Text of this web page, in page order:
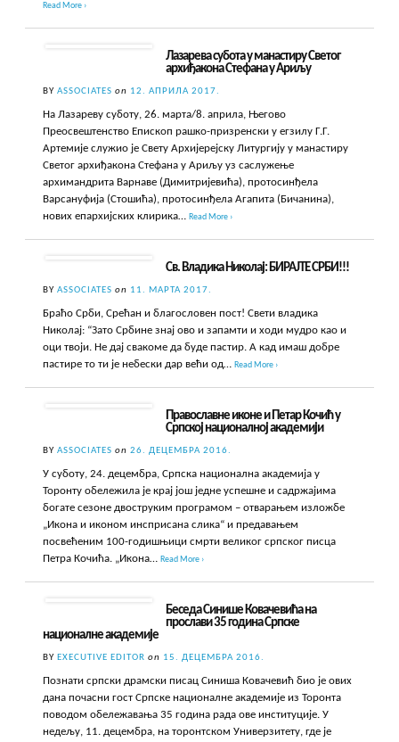
Read More ›
Лазарева субота у манастиру Светог
архиђакона Стефана у Ариљу
BYASSOCIATES on 12. АПРИЛА 2017.
На Лазареву суботу, 26. марта/8. априла, Његово
Преосвештенство Епископ рашко-призренски у егзилу Г.Г.
Артемије служио је Свету Архијерејску Литургију у манастиру
Светог архиђакона Стефана у Ариљу уз саслужење
архимандрита Варнаве (Димитријевића), протосинђела
Варсануфија (Стошића), протосинђела Агапита (Бичанина),
нових епархијских клирика…Read More ›
Св. Владика Николај: БИРАЈТЕ СРБИ!!!
BYASSOCIATES on 11. МАРТА 2017.
Браћо Срби, Срећан и благословен пост! Свети владика
Николај: “Зато Србине знај ово и запамти и ходи мудро као и
оци твоји. Не дај свакоме да буде пастир. А кад имаш добре
пастире то ти је небески дар већи од…Read More ›
Православне иконе и Петар Кочић у
Српској националној академији
BYASSOCIATES on 26. ДЕЦЕМБРА 2016.
У суботу, 24. децембра, Српска национална академија у
Торонту обележила је крај још једне успешне и садржајима
богате сезоне двоструким програмом – отварањем изложбе
„Икона и иконом инсприсана слика“ и предавањем
посвећеним 100-годишњици смрти великог српског писца
Петра Кочића. „Икона…Read More ›
Беседа Синише Ковачевића на
прослави 35 година Српске
националне академије
BYEXECUTIVE EDITOR on 15. ДЕЦЕМБРА 2016.
Познати српски драмски писац Синиша Ковачевић био је ових
дана почасни гост Српске националне академије из Торонта
поводом обележавања 35 година рада ове институције. У
недељу, 11. децембра, на торонтском Универзитету, где је